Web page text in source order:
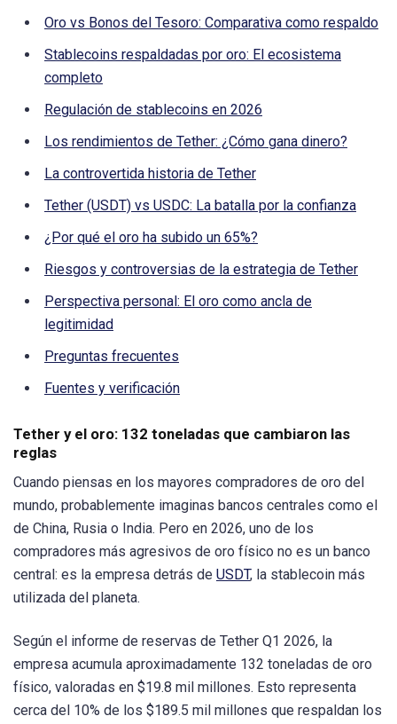
Oro vs Bonos del Tesoro: Comparativa como respaldo
Stablecoins respaldadas por oro: El ecosistema
completo
Regulación de stablecoins en 2026
Los rendimientos de Tether: ¿Cómo gana dinero?
La controvertida historia de Tether
Tether (USDT) vs USDC: La batalla por la confianza
¿Por qué el oro ha subido un 65%?
Riesgos y controversias de la estrategia de Tether
Perspectiva personal: El oro como ancla de
legitimidad
Preguntas frecuentes
Fuentes y verificación
Tether y el oro: 132 toneladas que cambiaron las
reglas
Cuando piensas en los mayores compradores de oro del
mundo, probablemente imaginas bancos centrales como el
de China, Rusia o India. Pero en 2026, uno de los
compradores más agresivos de oro físico no es un banco
central: es la empresa detrás de USDT, la stablecoin más
utilizada del planeta.
Según el informe de reservas de Tether Q1 2026, la
empresa acumula aproximadamente 132 toneladas de oro
físico, valoradas en $19.8 mil millones. Esto representa
cerca del 10% de los $189.5 mil millones que respaldan los